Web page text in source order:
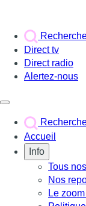
Direct tv
Direct radio
Alertez-nous
Accueil
Info
Tous
Nos
Le